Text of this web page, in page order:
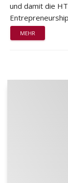
und damit die
MEHR